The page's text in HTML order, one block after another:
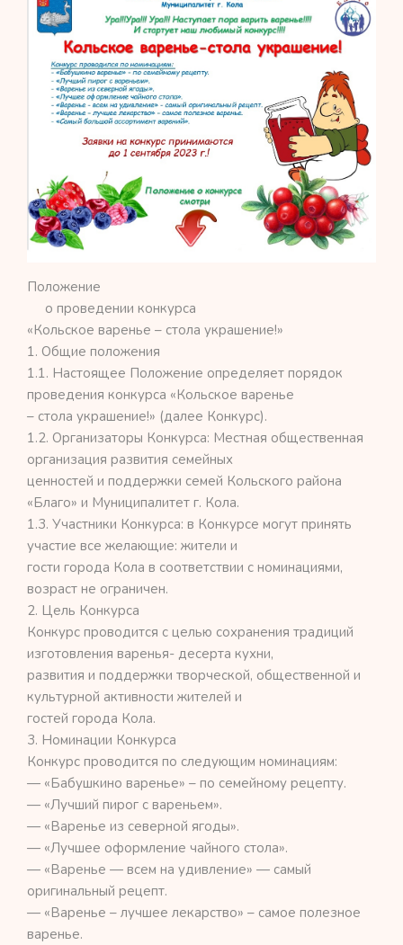
Положение
о проведении конкурса
«Кольское варенье – стола украшение!»
1. Общие положения
1.1. Настоящее Положение определяет порядок
проведения конкурса «Кольское варенье
– стола украшение!» (далее Конкурс).
1.2. Организаторы Конкурса: Местная общественная
организация развития семейных
ценностей и поддержки семей Кольского района
«Благо» и Муниципалитет г. Кола.
1.3. Участники Конкурса: в Конкурсе могут принять
участие все желающие: жители и
гости города Кола в соответствии с номинациями,
возраст не ограничен.
2. Цель Конкурса
Конкурс проводится с целью сохранения традиций
изготовления варенья- десерта кухни,
развития и поддержки творческой, общественной и
культурной активности жителей и
гостей города Кола.
3. Номинации Конкурса
Конкурс проводится по следующим номинациям:
— «Бабушкино варенье» – по семейному рецепту.
— «Лучший пирог с вареньем».
— «Варенье из северной ягоды».
— «Лучшее оформление чайного стола».
— «Варенье — всем на удивление» — самый
оригинальный рецепт.
— «Варенье – лучшее лекарство» – самое полезное
варенье.